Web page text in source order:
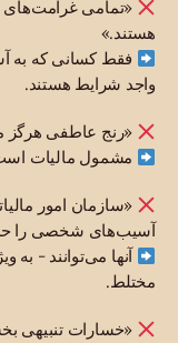
«تمامی غرامت‌های
هستند.»
فقط کسانی که به
واجد شرایط هستند.
«رنج عاطفی
مشمول مالیات
آسیب‌های شخصی را
آنها می‌توانند - به
مختلط.
«خسارات تنبیهی